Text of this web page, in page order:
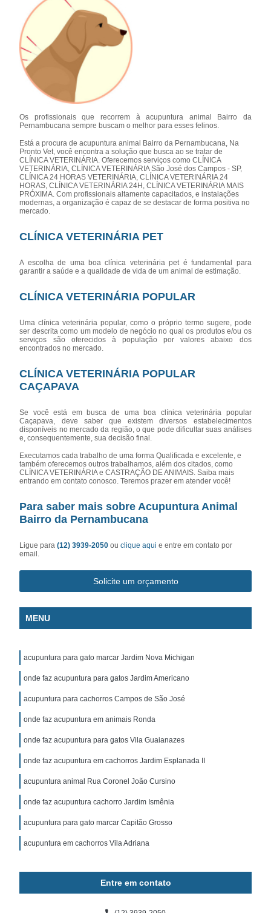
Os profissionais que recorrem à acupuntura animal Bairro da
Pernambucana sempre buscam o melhor para esses felinos.
Está a procura de acupuntura animal Bairro da Pernambucana, Na
Pronto Vet, você encontra a solução que busca ao se tratar de
CLÍNICA VETERINÁRIA. Oferecemos serviços como CLÍNICA
VETERINÁRIA, CLÍNICA VETERINÁRIA São José dos Campos - SP,
CLÍNICA 24 HORAS VETERINÁRIA, CLÍNICA VETERINÁRIA 24
HORAS, CLÍNICA VETERINÁRIA 24H, CLÍNICA VETERINÁRIA MAIS
PRÓXIMA. Com profissionais altamente capacitados, e instalações
modernas, a organização é capaz de se destacar de forma positiva no
mercado.
CLÍNICA VETERINÁRIA PET
A escolha de uma boa clínica veterinária pet é fundamental para
garantir a saúde e a qualidade de vida de um animal de estimação.
CLÍNICA VETERINÁRIA POPULAR
Uma clínica veterinária popular, como o próprio termo sugere, pode
ser descrita como um modelo de negócio no qual os produtos e/ou os
serviços são oferecidos à população por valores abaixo dos
encontrados no mercado.
CLÍNICA VETERINÁRIA POPULAR
CAÇAPAVA
Se você está em busca de uma boa clínica veterinária popular
Caçapava, deve saber que existem diversos estabelecimentos
disponíveis no mercado da região, o que pode dificultar suas análises
e, consequentemente, sua decisão final.
Executamos cada trabalho de uma forma Qualificada e excelente, e
também oferecemos outros trabalhamos, além dos citados, como
CLÍNICA VETERINÁRIA e CASTRAÇÃO DE ANIMAIS. Saiba mais
entrando em contato conosco. Teremos prazer em atender você!
Para saber mais sobre Acupuntura Animal
Bairro da Pernambucana
Ligue para(12) 3939-2050ouclique aqui e entre em contato por
email.
Solicite um orçamento
MENU
acupuntura para gato marcar Jardim Nova Michigan
onde faz acupuntura para gatos Jardim Americano
acupuntura para cachorros Campos de São José
onde faz acupuntura em animais Ronda
onde faz acupuntura para gatos Vila Guaianazes
onde faz acupuntura em cachorros Jardim Esplanada II
acupuntura animal Rua Coronel João Cursino
onde faz acupuntura cachorro Jardim Ismênia
acupuntura para gato marcar Capitão Grosso
acupuntura em cachorros Vila Adriana
Entre em contato